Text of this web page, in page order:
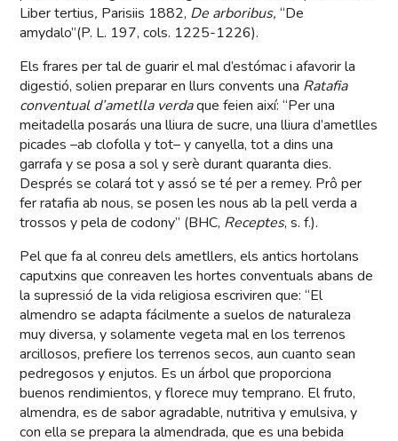
Liber tertius, Parisiis 1882, De arboribus,“De
amydalo”(P. L. 197, cols. 1225-1226).
Els frares per tal de guarir el mal d’estómac i afavorir la
digestió, solien preparar en llurs convents una Ratafia
conventual d’ametlla verdaque feien així: “Per una
meitadella posarás una lliura de sucre, una lliura d’ametlles
picades –ab clofolla y tot– y canyella, tot a dins una
garrafa y se posa a sol y serè durant quaranta dies.
Després se colará tot y assó se té per a remey. Prô per
fer ratafia ab nous, se posen les nous ab la pell verda a
trossos y pela de codony” (BHC, Receptes, s. f.).
Pel que fa al conreu dels ametllers, els antics hortolans
caputxins que conreaven les hortes conventuals abans de
la supressió de la vida religiosa escriviren que: “El
almendro se adapta fácilmente a suelos de naturaleza
muy diversa, y solamente vegeta mal en los terrenos
arcillosos, prefiere los terrenos secos, aun cuanto sean
pedregosos y enjutos. Es un árbol que proporciona
buenos rendimientos, y florece muy temprano. El fruto,
almendra, es de sabor agradable, nutritiva y emulsiva, y
con ella se prepara la almendrada, que es una bebida